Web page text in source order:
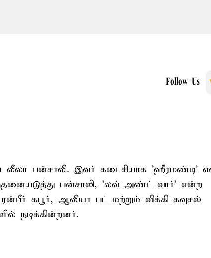
Follow Us
லீலா பன்சாலி. இவர் கடைசியாக 'ஹீரமண்டி'
பன்சாலி, 'லவ் அண்ட் வார்' என்ற
கபூர், ஆலியா பட் மற்றும் விக்கி கவுசல்
நடிக்கின்றனர்.